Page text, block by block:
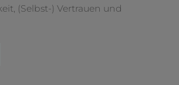
(Selbst-) Vertrauen und